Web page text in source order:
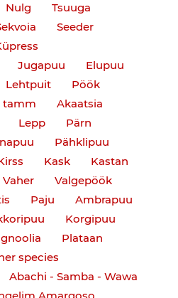
Tsuuga
Seeder
Jugapuu
Elupuu
Lehtpuit
Pöök
Akaatsia
Lepp
Pärn
Pähklipuu
Kask
Kastan
Valgepöök
Paju
Ambrapuu
Korgipuu
Plataan
species
- Samba - Wawa